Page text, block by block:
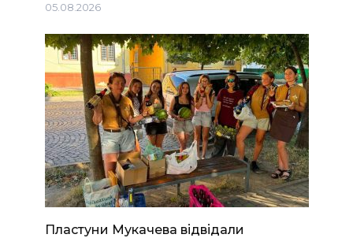
05.08.2026
Пластуни Мукачева відвідали